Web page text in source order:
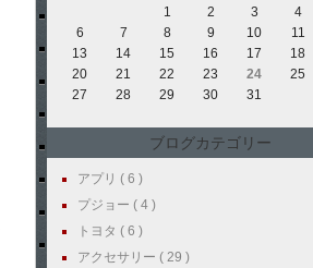
1
2 3 4
6
7 8 9 10 11
13
14 15 16 17 18
20
21 22 23 24 25
27
28 29 30 31
ブログカテゴリー
アプリ ( 6 )
プジョー ( 4 )
トヨタ ( 6 )
アクセサリー ( 29 )